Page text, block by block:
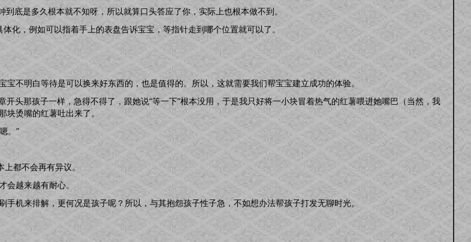
底是多久根本就不知呀，所以就算口头答应了你，实际上也根本做不到。
化，例如可以指着手上的表盘告诉宝宝，等指针走到哪个位置就可以了。
不明白等待是可以换来好东西的，也是值得的。所以，这就需要我们帮宝宝建立成功的体验。
头那孩子一样，急得不得了，跟她说“等一下”根本没用，于是我只好将一小块冒着热气的红薯喂进她嘴巴（当然，我
烫嘴的红薯吐出来了。
。”
上都不会再有异议。
越来越有耐心。
机来排解，更何况是孩子呢？所以，与其抱怨孩子性子急，不如想办法帮孩子打发无聊时光。